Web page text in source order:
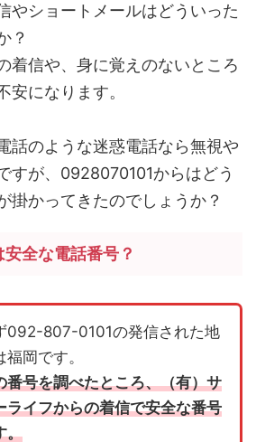
やショートメールはどういった
？
着信や、身に覚えのないところ
安になります。
話のような迷惑電話なら無視や
すが、0928070101からはどう
掛かってきたのでしょうか？
全な電話番号？
092-807-0101の発信された地
福岡です。
番号を調べたところ、（有）サ
ライフからの着信で安全な番号
。